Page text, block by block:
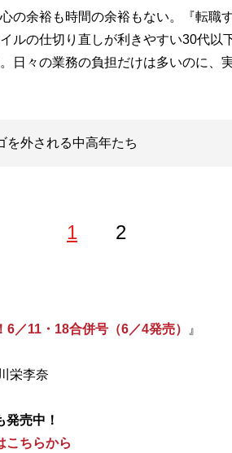
の余裕も時間の余裕もない。『転職
ルの仕切り直しが利きやすい30代以
日々の業務の負担だけは多いのに、
を外される中高年たち
1 2
6／11・18合併号（6／4発売） 』
栄李奈
発売中！
こちらから